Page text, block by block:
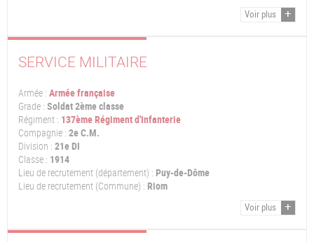
Voir plus
SERVICE MILITAIRE
Armée : Armée française
Grade : Soldat 2ème classe
Régiment : 137ème Régiment d'Infanterie
Compagnie : 2e C.M.
Division : 21e DI
Classe : 1914
Lieu de recrutement (département) : Puy-de-Dôme
Lieu de recrutement (Commune) : Riom
Voir plus